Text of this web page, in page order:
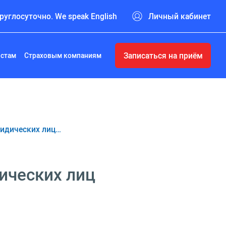
We speak English Личный кабинет
Страховым компаниям Записаться на приём
лиц…
лиц